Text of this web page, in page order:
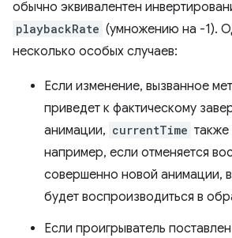
обычно эквивалентен
playbackRate (умножению на -1).
несколько особых случаев:
Если изменение, вызванное
приведет к фактическому
анимации, currentTime
например, если отменяется
совершенно новой анимации,
будет воспроизводиться в
Если проигрыватель